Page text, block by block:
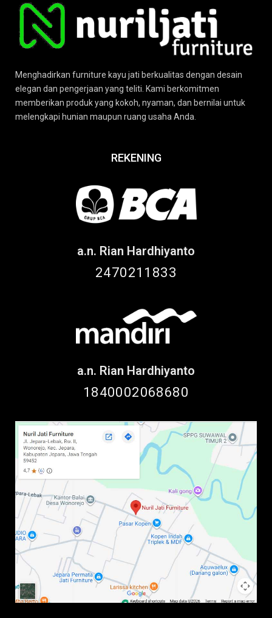
Menghadirkan furniture kayu jati berkualitas dengan desain
elegan dan pengerjaan yang teliti. Kami berkomitmen
memberikan produk yang kokoh, nyaman, dan bernilai untuk
melengkapi hunian maupun ruang usaha Anda.
REKENING
a.n. Rian Hardhiyanto
2470211833
a.n. Rian Hardhiyanto
1840002068680